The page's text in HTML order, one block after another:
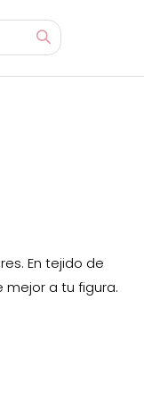
En tejido de
a tu figura.